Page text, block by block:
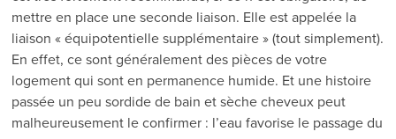
mettre en place une seconde liaison. Elle est appelée la
liaison « équipotentielle supplémentaire » (tout simplement).
En effet, ce sont généralement des pièces de votre
logement qui sont en permanence humide. Et une histoire
passée un peu sordide de bain et sèche cheveux peut
malheureusement le confirmer : l’eau favorise le passage du